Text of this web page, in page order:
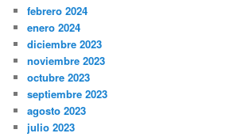
febrero 2024
enero 2024
diciembre 2023
noviembre 2023
octubre 2023
septiembre 2023
agosto 2023
julio 2023